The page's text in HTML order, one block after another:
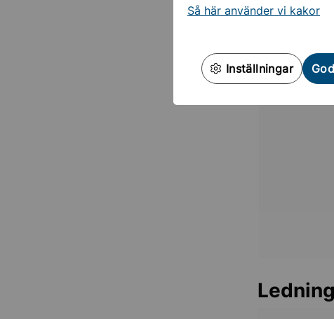
Så här använder vi kakor
Inställningar